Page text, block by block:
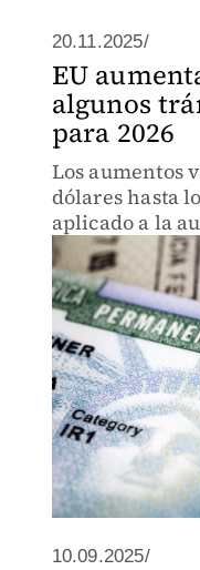
20.11.2025/
EU
algunos
para 2026
Los aumentos
dólares hasta
aplicado a la
10.09.2025/